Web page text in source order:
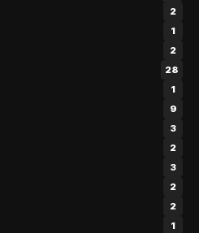
2
1
2
28
1
9
3
2
3
2
2
1